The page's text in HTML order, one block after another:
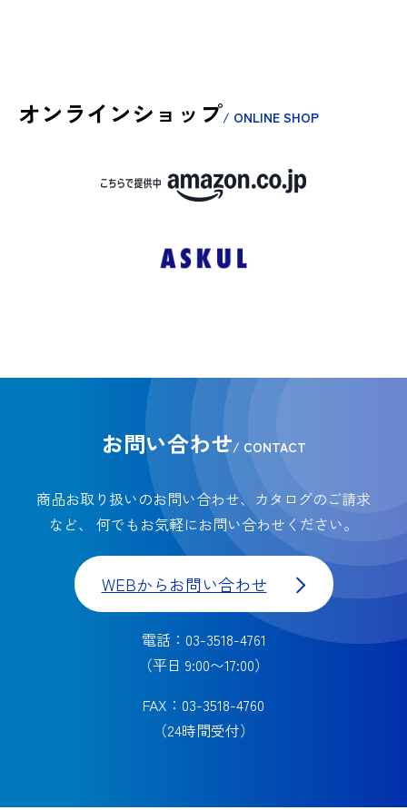
オンラインショップ/ ONLINE SHOP
お問い合わせ/ CONTACT
商品お取り扱いのお問い合わせ、カタログのご請求
など、
何でもお気軽にお問い合わせください。
WEBからお問い合わせ
電話：03-3518-4761
（平日 9:00〜17:00）
FAX：03-3518-4760
（24時間受付）